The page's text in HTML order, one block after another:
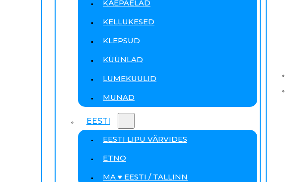
KÄEPAELAD
KELLUKESED
KLEPSUD
KÜÜNLAD
LUMEKUULID
MUNAD
EESTI
EESTI LIPU VÄRVIDES
ETNO
MA ♥ EESTI / TALLINN